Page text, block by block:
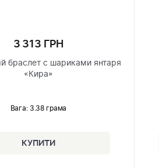
3 313 ГРН
браслет с шариками янтаря
«Кира»
Вага: 3.38 грама